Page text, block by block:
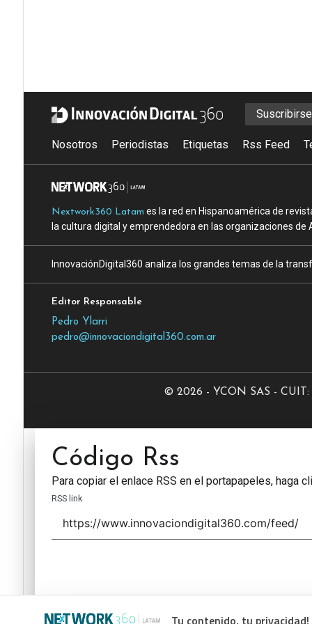
Tu contenido, tu privacidad!
Nosotros Periodistas Etiquetas Rss Feed
Nextwork360 Latam es la red en Hispanoamérica de
la cultura digital y emprendedora en las organizaciones de
InnovaciónDigital360 analiza los grandes temas de la
Editor Responsable
Pedro Ylarri
pedro@innovaciondigital360.com.ar
© 2026 - YCON SAS -
Código Rss
Para copiar el enlace RSS en el portapapeles, haga
RSS link